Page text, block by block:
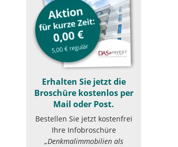
Erhalten Sie jetzt die
Broschüre kostenlos per
Mail oder Post.
Bestellen Sie jetzt kostenfrei
Ihre Infobroschüre
„Denkmalimmobilien als